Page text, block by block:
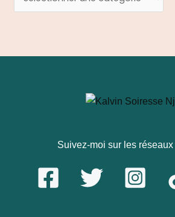
Suivez-moi sur les